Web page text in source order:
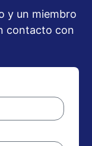
y un miembro
contacto con